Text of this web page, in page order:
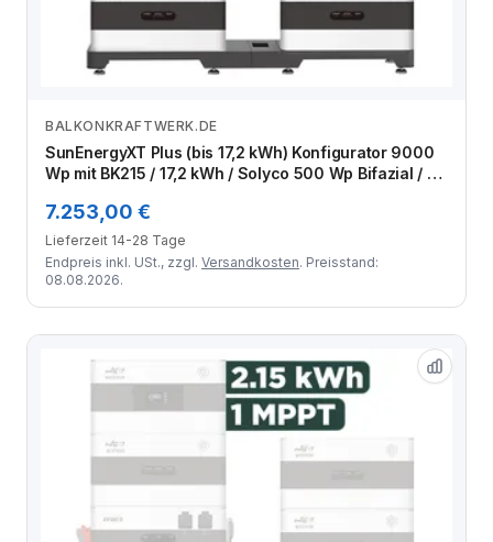
Zum Angebot
BALKONKRAFTWERK.DE
SunEnergyXT Plus (bis 17,2 kWh) Konfigurator 9000
Wp mit BK215 / 17,2 kWh / Solyco 500 Wp Bifazial / 18
7.253,00 €
Lieferzeit 14-28 Tage
Endpreis inkl. USt., zzgl. Versandkosten. Preisstand:
08.08.2026.